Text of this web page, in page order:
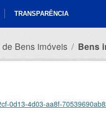
TRANSPARÊNCIA
de Bens imóveis Bens
0d13-4d03-aa8f-